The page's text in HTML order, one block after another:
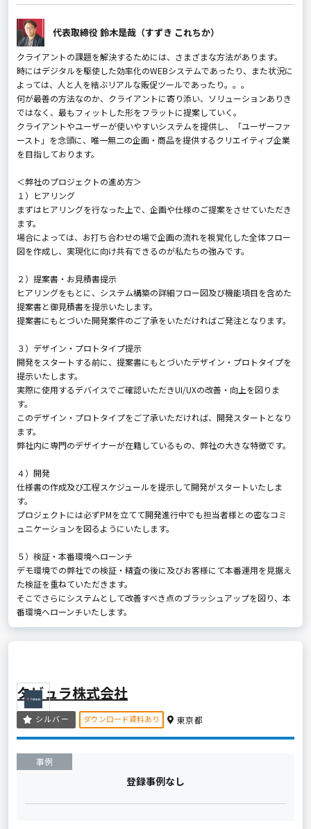
代表取締役 鈴木是哉（すずき これちか）
クライアントの課題を解決するためには、さまざまな方法があります。
時にはデジタルを駆使した効率化のWEBシステムであったり、また状況に
よっては、人と人を結ぶリアルな販促ツールであったり。。。
何が最善の方法なのか、クライアントに寄り添い、ソリューションありき
ではなく、最もフィットした形をフラットに提案していく。
クライアントやユーザーが使いやすいシステムを提供し、「ユーザーファ
ースト」を念頭に、唯一無二の企画・商品を提供するクリエイティブ企業
を目指しております。
＜弊社のプロジェクトの進め方＞
１）ヒアリング
まずはヒアリングを行なった上で、企画や仕様のご提案をさせていただき
ます。
場合によっては、お打ち合わせの場で企画の流れを視覚化した全体フロー
図を作成し、実現化に向け共有できるのが私たちの強みです。
２）提案書・お見積書提示
ヒアリングをもとに、システム構築の詳細フロー図及び機能項目を含めた
提案書と御見積書を提示いたします。
提案書にもとづいた開発案件のご了承をいただければご発注となります。
３）デザイン・プロトタイプ提示
開発をスタートする前に、提案書にもとづいたデザイン・プロトタイプを
提示いたします。
実際に使用するデバイスでご確認いただきUI/UXの改善・向上を図りま
す。
このデザイン・プロトタイプをご了承いただければ、開発スタートとなり
ます。
弊社内に専門のデザイナーが在籍しているもの、弊社の大きな特徴です。
４）開発
仕様書の作成及び工程スケジュールを提示して開発がスタートいたしま
す。
プロジェクトには必ずPMを立てて開発進行中でも担当者様との密なコミ
ュニケーションを図るようにいたします。
５）検証・本番環境へローンチ
デモ環境での弊社での検証・精査の後に及びお客様にて本番運用を見据え
た検証を重ねていただきます。
そこでさらにシステムとして改善すべき点のブラッシュアップを図り、本
番環境へローンチいたします。
タビュラ株式会社
シルバー ダウンロード資料あり 東京都
事例
登録事例なし